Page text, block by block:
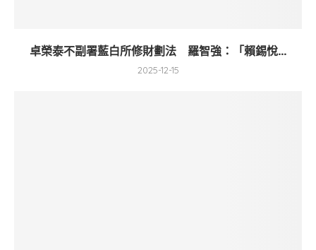
卓榮泰不副署藍白所修財劃法 羅智強：「賴錫悅...
2025-12-15